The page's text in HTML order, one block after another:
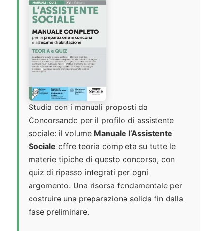
Studia con i manuali proposti da
Concorsando per il profilo di assistente
sociale: il volume Manuale l’Assistente
Sociale offre teoria completa su tutte le
materie tipiche di questo concorso, con
quiz di ripasso integrati per ogni
argomento. Una risorsa fondamentale per
costruire una preparazione solida fin dalla
fase preliminare.